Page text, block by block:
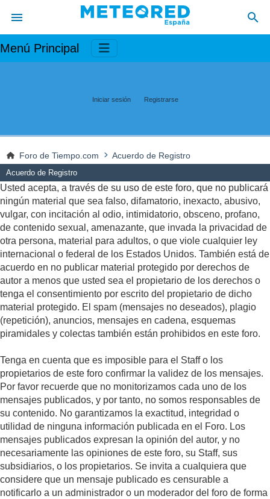
Menú Principal
Iniciar sesión Registrarse
Foro de Tiempo.com Acuerdo de Registro
Acuerdo de Registro
Usted acepta, a través de su uso de este foro, que no publicará
ningún material que sea falso, difamatorio, inexacto, abusivo,
vulgar, con incitación al odio, intimidatorio, obsceno, profano,
de contenido sexual, amenazante, que invada la privacidad de
otra persona, material para adultos, o que viole cualquier ley
internacional o federal de los Estados Unidos. También está de
acuerdo en no publicar material protegido por derechos de
autor a menos que usted sea el propietario de los derechos o
tenga el consentimiento por escrito del propietario de dicho
material protegido. El spam (mensajes no deseados), plagio
(repetición), anuncios, mensajes en cadena, esquemas
piramidales y colectas también están prohibidos en este foro.
Tenga en cuenta que es imposible para el Staff o los
propietarios de este foro confirmar la validez de los mensajes.
Por favor recuerde que no monitorizamos cada uno de los
mensajes publicados, y por tanto, no somos responsables de
su contenido. No garantizamos la exactitud, integridad o
utilidad de ninguna información publicada en el Foro. Los
mensajes publicados expresan la opinión del autor, y no
necesariamente las opiniones de este foro, su Staff, sus
subsidiarios, o los propietarios. Se invita a cualquiera que
considere que un mensaje publicado es censurable a
notificarlo a un administrador o un moderador del foro de forma